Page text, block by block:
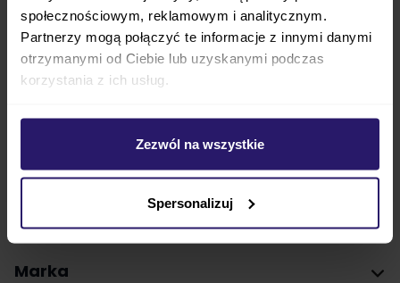
społecznościowym, reklamowym i analitycznym.
Partnerzy mogą połączyć te informacje z innymi danymi
otrzymanymi od Ciebie lub uzyskanymi podczas
korzystania z ich usług.
Zezwól na wszystkie
Spersonalizuj
Mata jestodpowiednia pod fotelik
samochodowy każdej marki, bezróżnicy z grupą
wagową, dla jakiej dany fotelik jest przeznaczony.
Parametry techniczne
FAQ
Marka